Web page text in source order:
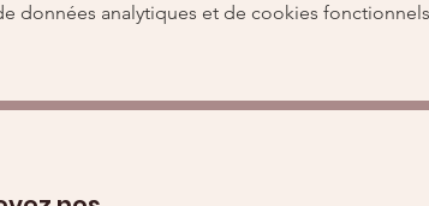
données analytiques et de cookies